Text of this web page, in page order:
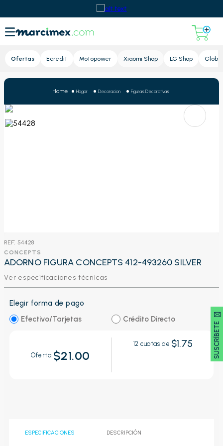
Ofertas Ecredit Motopower Xiaomi Shop LG Shop Global
SUSCRÍBETE 🖂
Hogar Decoracion Figuras Decorativas
: 54428
CONCEPTS
ADORNO FIGURA CONCEPTS 412-493260 SILVER
Ver especificaciones técnicas
Elegir forma de pago
Efectivo/Tarjetas
Crédito Directo
Oferta $21.00
12 cuotas de $1.75
ESPECIFICACIONES DESCRIPCIÓN